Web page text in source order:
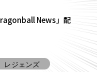
Dragonball News」
食玩